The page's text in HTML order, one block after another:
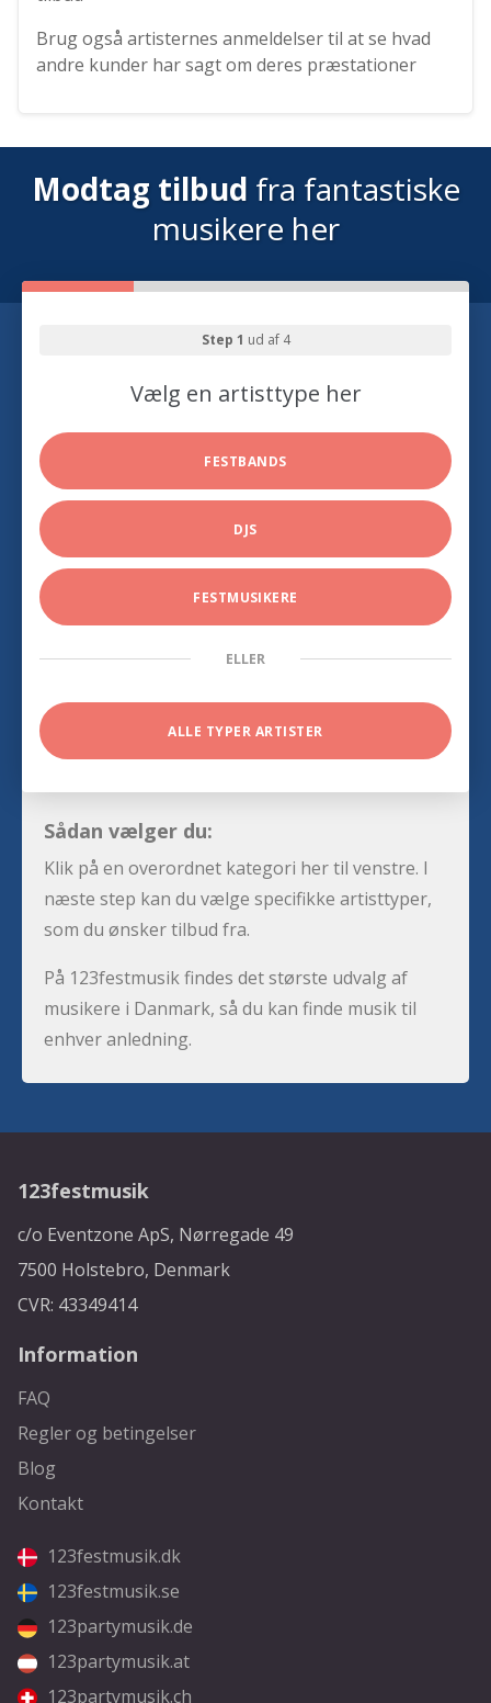
Brug også artisternes anmeldelser til at se hvad
andre kunder har sagt om deres præstationer
Modtag tilbud fra fantastiske
musikere her
Step 1 ud af 4
Vælg en artisttype her
FESTBANDS
DJS
FESTMUSIKERE
ELLER
ALLE TYPER ARTISTER
Sådan vælger du:
Klik på en overordnet kategori her til venstre. I
næste step kan du vælge specifikke artisttyper,
som du ønsker tilbud fra.
På 123festmusik findes det største udvalg af
musikere i Danmark, så du kan finde musik til
enhver anledning.
123festmusik
c/o Eventzone ApS, Nørregade 49
7500 Holstebro, Denmark
CVR: 43349414
Information
FAQ
Regler og betingelser
Blog
Kontakt
123festmusik.dk
123festmusik.se
123partymusik.de
123partymusik.at
123partymusik.ch